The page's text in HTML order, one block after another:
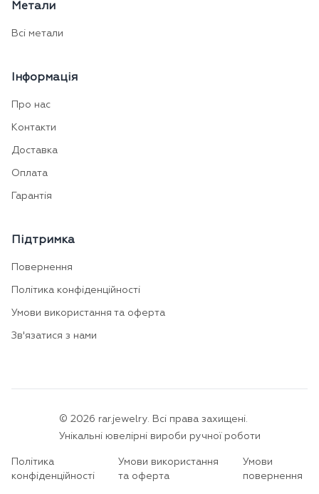
Метали
Всі метали
Інформація
Про нас
Контакти
Доставка
Оплата
Гарантія
Підтримка
Повернення
Політика конфіденційності
Умови використання та оферта
Зв'язатися з нами
© 2026 rar.jewelry. Всі права захищені.
Унікальні ювелірні вироби ручної роботи
Політика
конфіденційності
Умови використання
та оферта
Умови
повернення